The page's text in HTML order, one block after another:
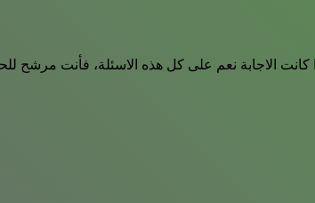
الاجابة نعم على كل هذه الاسئلة، فأنت